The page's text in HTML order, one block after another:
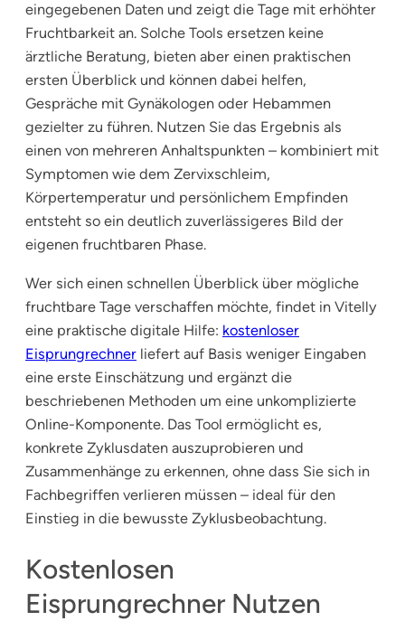
eingegebenen Daten und zeigt die Tage mit erhöhter
Fruchtbarkeit an. Solche Tools ersetzen keine
ärztliche Beratung, bieten aber einen praktischen
ersten Überblick und können dabei helfen,
Gespräche mit Gynäkologen oder Hebammen
gezielter zu führen. Nutzen Sie das Ergebnis als
einen von mehreren Anhaltspunkten – kombiniert mit
Symptomen wie dem Zervixschleim,
Körpertemperatur und persönlichem Empfinden
entsteht so ein deutlich zuverlässigeres Bild der
eigenen fruchtbaren Phase.
Wer sich einen schnellen Überblick über mögliche
fruchtbare Tage verschaffen möchte, findet in Vitelly
eine praktische digitale Hilfe: kostenloser
Eisprungrechner liefert auf Basis weniger Eingaben
eine erste Einschätzung und ergänzt die
beschriebenen Methoden um eine unkomplizierte
Online-Komponente. Das Tool ermöglicht es,
konkrete Zyklusdaten auszuprobieren und
Zusammenhänge zu erkennen, ohne dass Sie sich in
Fachbegriffen verlieren müssen – ideal für den
Einstieg in die bewusste Zyklusbeobachtung.
Kostenlosen
Eisprungrechner Nutzen